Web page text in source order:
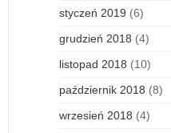
styczeń 2019 (6)
grudzień 2018 (4)
listopad 2018 (10)
październik 2018 (8)
wrzesień 2018 (4)